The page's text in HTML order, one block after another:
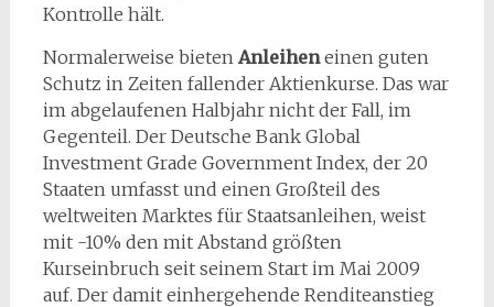
Kontrolle hält.
Normalerweise bieten Anleiheneinen guten
Schutz in Zeiten fallender Aktienkurse. Das war
im abgelaufenen Halbjahr nicht der Fall, im
Gegenteil. Der Deutsche Bank Global
Investment Grade Government Index, der 20
Staaten umfasst und einen Großteil des
weltweiten Marktes für Staatsanleihen, weist
mit -10% den mit Abstand größten
Kurseinbruch seit seinem Start im Mai 2009
auf. Der damit einhergehende Renditeanstieg